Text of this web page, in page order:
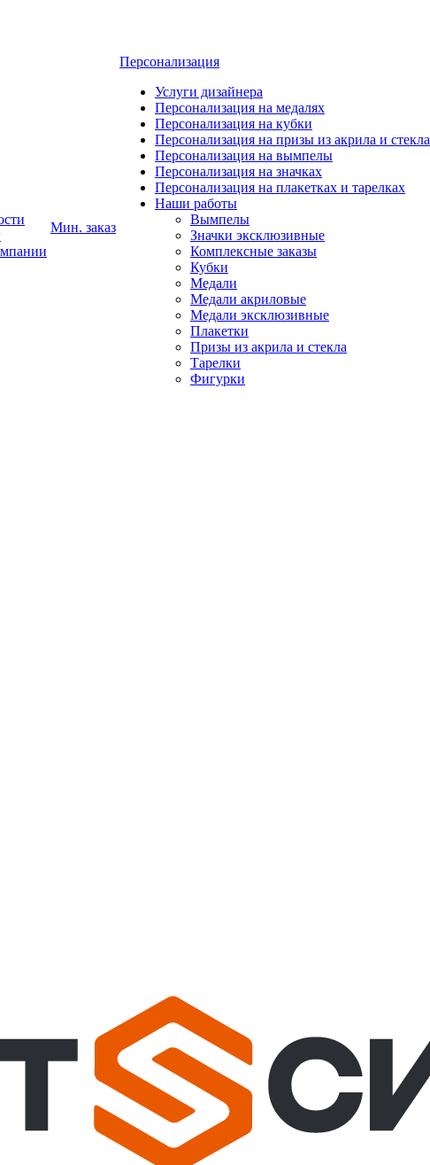
Мин. заказ
Персонализация
Услуги дизайнера
Персонализация на медалях
Персонализация на кубки
Персонализация на призы из акрила и стекла
Персонализация на вымпелы
Персонализация на значках
Персонализация на плакетках и тарелках
Наши работы
Вымпелы
Значки эксклюзивные
Комплексные заказы
Кубки
Медали
Медали акриловые
Медали эксклюзивные
Плакетки
Призы из акрила и стекла
Тарелки
Фигурки